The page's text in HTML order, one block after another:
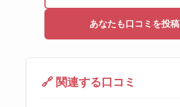
あなたも口コミを投稿
🔗 関連する口コミ